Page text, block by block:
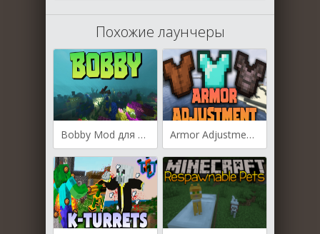
Похожие лаунчеры
Bobby Mod для Майнкрафт [1.19.4, 1.19.2, 1.19.2] Armor Adjustment для Майнкрафт [1.19.2, 1.18.2, 1.16.5]